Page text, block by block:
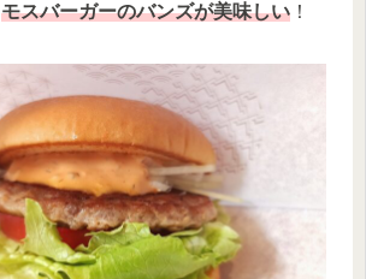
モスバーガーのバンズが美味しい ！